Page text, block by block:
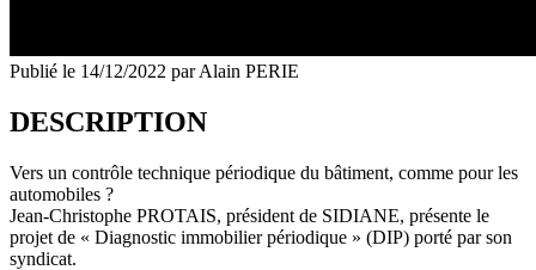
Publié le 14/12/2022 par Alain PERIE
DESCRIPTION
Vers un contrôle technique périodique du bâtiment, comme pour les
automobiles ?
Jean-Christophe PROTAIS, président de SIDIANE, présente le
projet de « Diagnostic immobilier périodique » (DIP) porté par son
syndicat.